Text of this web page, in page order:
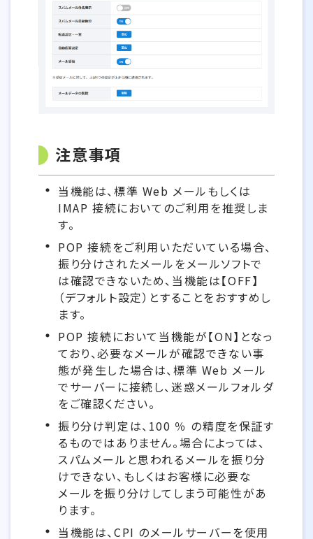
注意事項
当機能は、標準 Web メールもしくは
IMAP 接続においてのご利用を推奨しま
す。
POP 接続をご利用いただいている場合、
振り分けされたメールをメールソフトで
は確認できないため、当機能は【OFF】
（デフォルト設定）とすることをおすすめし
ます。
POP 接続において当機能が【ON】となっ
ており、必要なメールが確認できない事
態が発生した場合は、標準 Web メール
でサーバーに接続し、迷惑メールフォルダ
をご確認ください。
振り分け判定は、100 ％ の精度を保証す
るものではありません。場合によっては、
スパムメールと思われるメールを振り分
けできない、もしくはお客様に必要な
メールを振り分けしてしまう可能性があ
ります。
当機能は、CPI のメールサーバーを使用